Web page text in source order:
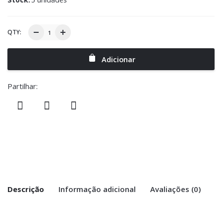
QTY:
Adicionar
Partilhar:
Descrição Informação adicional Avaliações (0)